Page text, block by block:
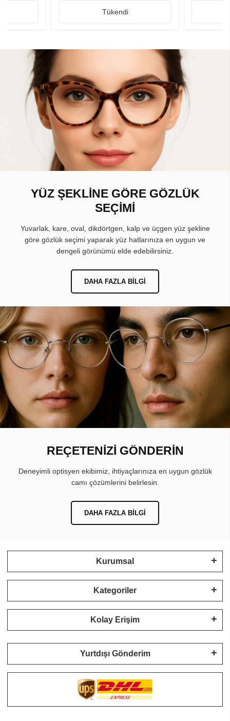
Tükendi
YÜZ ŞEKLİNE GÖRE GÖZLÜK
SEÇİMİ
Yuvarlak, kare, oval, dikdörtgen, kalp ve üçgen yüz şekline
göre gözlük seçimi yaparak yüz hatlarınıza en uygun ve
dengeli görünümü elde edebilirsiniz.
DAHA FAZLA BILGI
REÇETENİZİ GÖNDERİN
Deneyimli optisyen ekibimiz, ihtiyaçlarınıza en uygun gözlük
camı çözümlerini belirlesin.
DAHA FAZLA BILGI
Kurumsal
Kategoriler
Kolay Erişim
Yurtdışı Gönderim